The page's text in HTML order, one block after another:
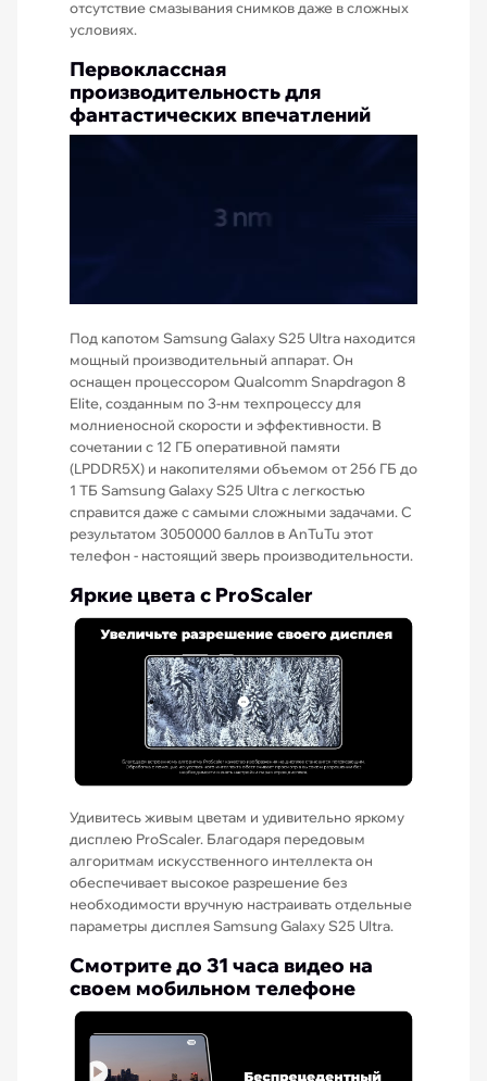
отсутствие смазывания снимков даже в сложных
условиях.
Первоклассная
производительность для
фантастических впечатлений
Под капотом Samsung Galaxy S25 Ultra находится
мощный производительный аппарат. Он
оснащен процессором Qualcomm Snapdragon 8
Elite, созданным по 3-нм техпроцессу для
молниеносной скорости и эффективности. В
сочетании с 12 ГБ оперативной памяти
(LPDDR5X) и накопителями объемом от 256 ГБ до
1 ТБ Samsung Galaxy S25 Ultra с легкостью
справится даже с самыми сложными задачами. С
результатом 3050000 баллов в AnTuTu этот
телефон - настоящий зверь производительности.
Яркие цвета с ProScaler
Удивитесь живым цветам и удивительно яркому
дисплею ProScaler. Благодаря передовым
алгоритмам искусственного интеллекта он
обеспечивает высокое разрешение без
необходимости вручную настраивать отдельные
параметры дисплея Samsung Galaxy S25 Ultra.
Смотрите до 31 часа видео на
своем мобильном телефоне